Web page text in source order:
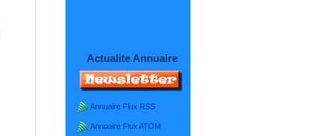
Actualite Annuaire
Annuaire Flux RSS
Annuaire Flux ATOM